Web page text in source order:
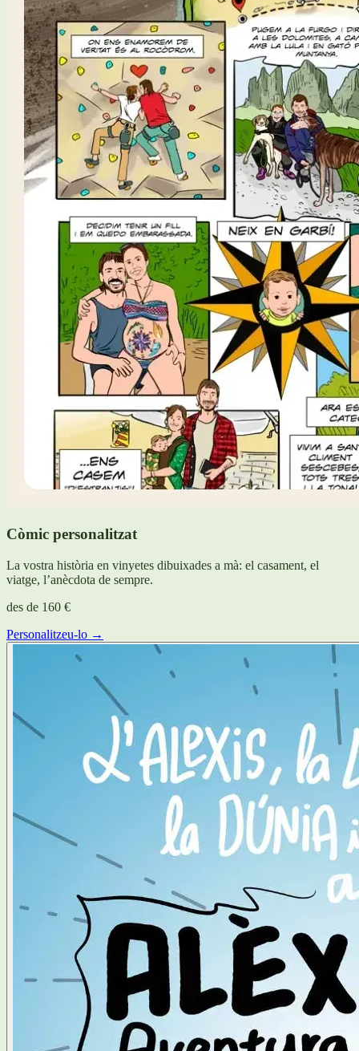
Còmic personalitzat
La vostra història en vinyetes dibuixades a mà: el casament, el
viatge, l’anècdota de sempre.
des de 160 €
Personalitzeu-lo →